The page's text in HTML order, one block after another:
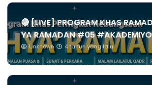
🔴 [LIVE] PROGRAM KHAS
YA RAMADAN #05
Unknown 4 tahun yang lalu